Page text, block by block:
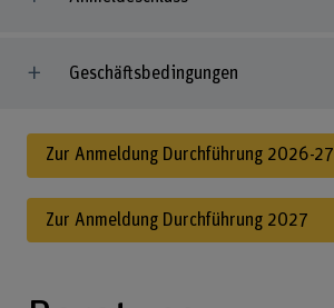
Geschäftsbedingungen
Zur Anmeldung Durchführung 2026-27
Zur Anmeldung Durchführung 2027